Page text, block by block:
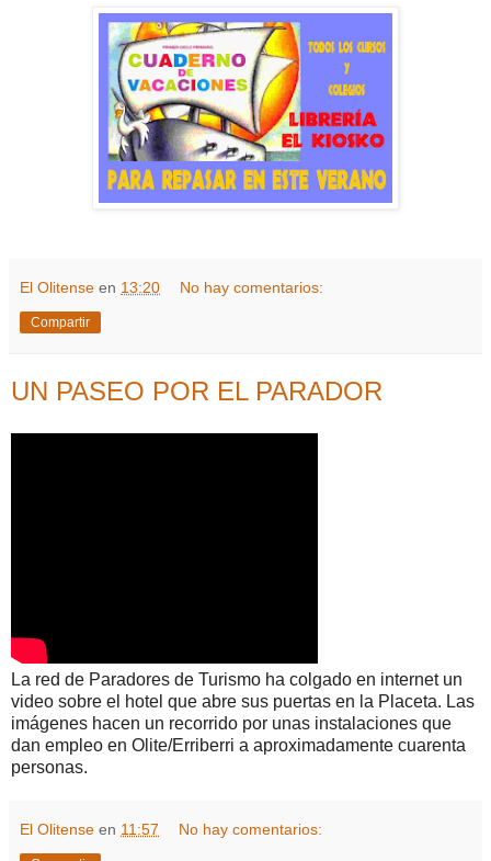
El Olitense en 13:20 No hay comentarios:
Compartir
UN PASEO POR EL PARADOR
La red de Paradores de Turismo ha colgado en internet un
video sobre el hotel que abre sus puertas en la Placeta. Las
imágenes hacen un recorrido por unas instalaciones que
dan empleo en Olite/Erriberri a aproximadamente cuarenta
personas.
El Olitense en 11:57 No hay comentarios: